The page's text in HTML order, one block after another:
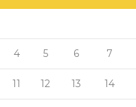
4 5 6 7
11 12 13 14